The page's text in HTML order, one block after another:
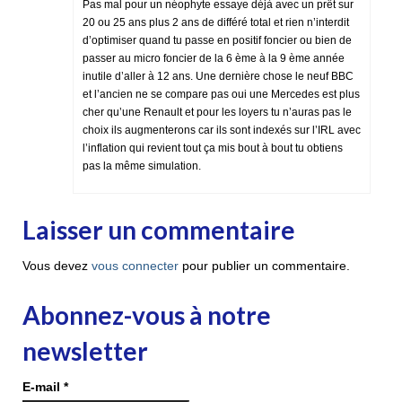
Pas mal pour un néophyte essaye déjà avec un prêt sur
20 ou 25 ans plus 2 ans de différé total et rien n’interdit
d’optimiser quand tu passe en positif foncier ou bien de
passer au micro foncier de la 6 ème à la 9 ème année
inutile d’aller à 12 ans. Une dernière chose le neuf BBC
et l’ancien ne se compare pas oui une Mercedes est plus
cher qu’une Renault et pour les loyers tu n’auras pas le
choix ils augmenterons car ils sont indexés sur l’IRL avec
l’inflation qui revient tout ça mis bout à bout tu obtiens
pas la même simulation.
Laisser un commentaire
Vous devez vous connecter pour publier un commentaire.
Abonnez-vous à notre
newsletter
E-mail *